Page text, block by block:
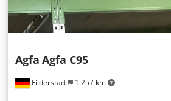
Filderstadt 1.257 km
Agfa Agfa C95